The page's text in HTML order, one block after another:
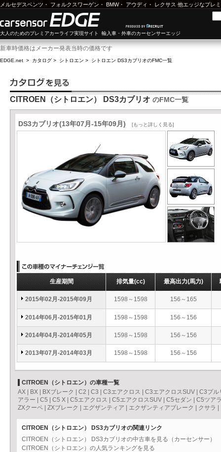
メルセデスベンツ ・ フォルクスワーゲン ・ BMW・ アウディ ・ レクサス 他エッジなプレ
大人のためのプレミアカーライフ実現サイト 輸入車・外車のカーセンサーエッジ
新車時価格はメーカー発表当時の価格です
EDGE.net > カタログ > シトロエン > シトロエン DS3カブリオのFMC一覧
CITROEN（シトロエン） DS3カブリオ のFMC一覧
DS3カブリオ(13年07月-15年09月) [もっと詳しく見る]
生産期間 排気量(cc) 最高出力(馬力)
2015年02月-2015年09月 1598～1598 156～165
2014年06月-2015年01月 1598～1598 156～156
2014年04月-2014年05月 1598～1598 156～156
2013年07月-2014年03月 1598～1598 156～156
CITROEN（シトロエン）の車種一覧
AX
BX BXブレーク C2 C3 C3エアクロス C3エアクロスSUV
C3プル
アラー
C5 C5 X C5エアクロス C5エアクロスSUV C5セダン
C5ツア
ZXクーペ
ZXブレーク エグザンティア エクザンティアブレーク クサラ
CITROEN（シトロエン） DS3カブリオの関連リンク
CITROEN（シトロエン） DS3カブリオの中古車を見る（カーセンサー）
CITROEN（シトロエン）の人気ランキングを見る